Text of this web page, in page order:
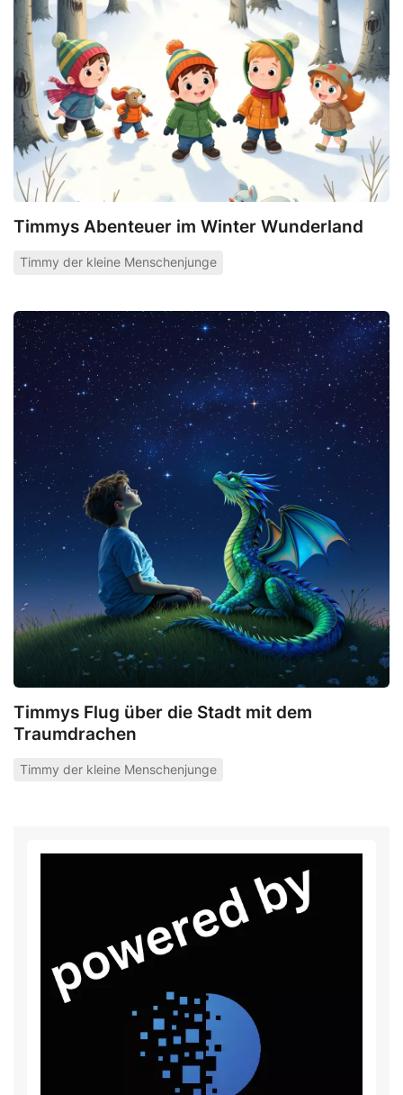
Timmys Abenteuer im Winter Wunderland
Timmy der kleine Menschenjunge
Timmys Flug über die Stadt mit dem
Traumdrachen
Timmy der kleine Menschenjunge